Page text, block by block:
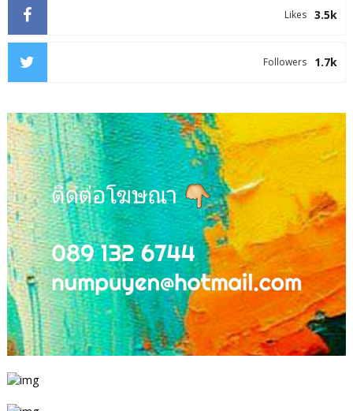
3.5k
Likes
1.7k
Followers